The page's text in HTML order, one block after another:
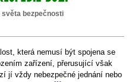
světa bezpečnosti
která nemusí být spojena se
zařízení, přerusující však
jí vždy nebezpečné jednání nebo